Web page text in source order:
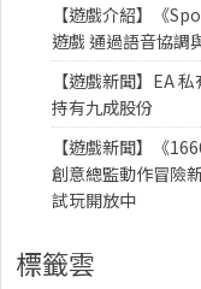
【遊戲介紹】《
遊戲 通過語音協調
【遊戲新聞】EA
持有九成股份
【遊戲新聞】《
創意總監動作冒險
試玩開放中
標籤雲